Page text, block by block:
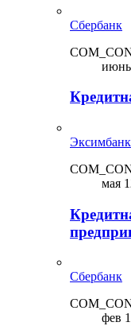
Сбербанк
Эксимбанк
мая
Сбербанк
фев